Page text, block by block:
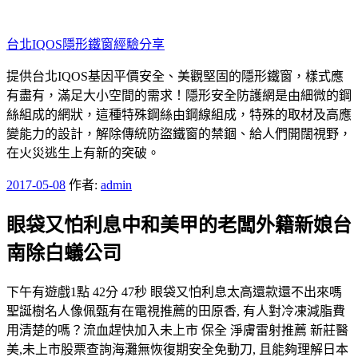
至
主
要
內
容
台北IQOS隱形鐵窗經驗分享
提供台北IQOS基因平價安全、美觀堅固的隱形鐵窗，樣式應
有盡有，滿足大小空間的需求！隱形安全防護網是由細微的鋼
絲組成的網狀，這種特殊鋼絲由鋼線組成，特殊的取材及高應
變能力的設計，解除傳統防盜鐵窗的禁錮、給人們開闊視野，
在火災逃生上有新的突破。
發
於
2017-05-08 作者: admin
眼袋又怕利息中和美甲的老闆外籍新娘台
南除白蟻公司
下午有遊戲1點 42分 47秒 眼袋又怕利息太高還款還不出來嗎
聖誕樹名人像佩甄有在電視推薦的田原香, 有人對冷凍減脂費
用清楚的嗎？流血趕快加入未上市 保全 淨膚雷射推薦 新莊醫
美,未上市股票查詢海灘無恢復期安全免動刀, 且能夠理解日本